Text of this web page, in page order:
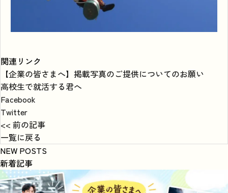
関連リンク
【企業の皆さまへ】掲載写真のご提供についてのお願い
高校生で就活する君へ
Facebook
Twitter
<< 前の記事
一覧に戻る
NEW POSTS
新着記事